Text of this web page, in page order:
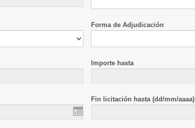
Forma de Adjudicación
Importe hasta
Fin licitación hasta (dd/mm/aaaa)